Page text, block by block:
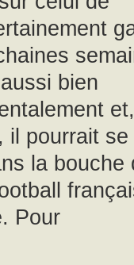
bien
il pourrait
la bouche
Pour